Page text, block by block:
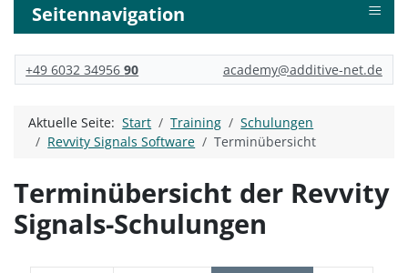
Seitennavigation ≡
+49 6032 3495690 academy@additive-net.de
Aktuelle Seite:Start Training
Schulungen
Revvity Signals Software
Terminübersicht
Terminübersicht der Revvity
Signals-Schulungen